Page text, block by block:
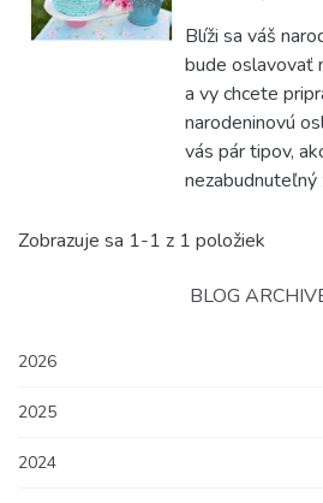
BLOG
2026
2025
2024
Blíži sa váš
bude oslavovať
a vy chcete
narodeninovú
vás pár tipov,
nezabudnuteľný
Zobrazuje sa 1-1 z 1 položiek